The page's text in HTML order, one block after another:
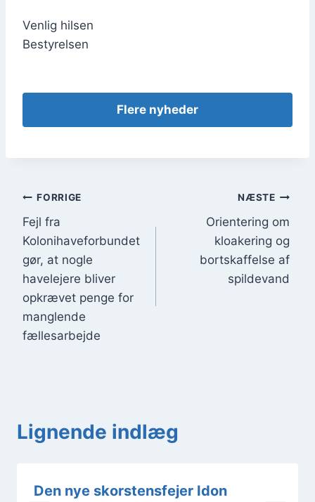
Ven­lig hil­sen
Besty­rel­sen
Fle­re nyhe­der
Indlægsnavigation
FORRIGE
Fejl fra
Kolonihaveforbundet
gør, at nogle
havelejere bliver
opkrævet penge for
manglende
fællesarbejde
NÆSTE
Orientering om
kloakering og
bortskaffelse af
spildevand
Lignende indlæg
Den nye skorstensfejer Idon